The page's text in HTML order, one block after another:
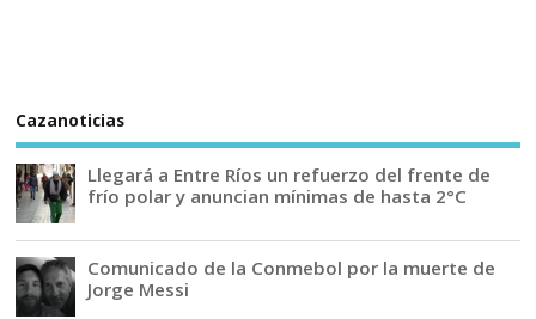
Cazanoticias
Llegará a Entre Ríos un refuerzo del frente de
frío polar y anuncian mínimas de hasta 2°C
Comunicado de la Conmebol por la muerte de
Jorge Messi